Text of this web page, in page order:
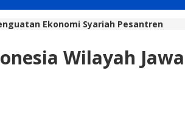
Ekonomi Syariah Pesantren
Wilayah